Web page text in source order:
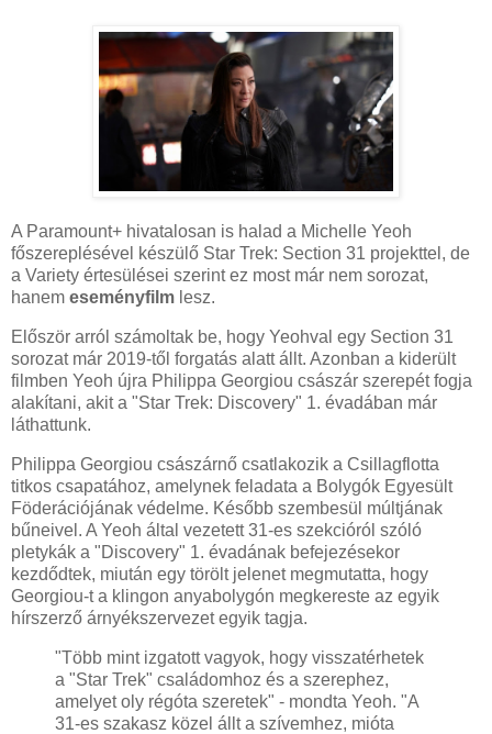
A Paramount+ hivatalosan is halad a Michelle Yeoh
főszereplésével készülő Star Trek: Section 31 projekttel, de
a Variety értesülései szerint ez most már nem sorozat,
hanem eseményfilm lesz.
Először arról számoltak be, hogy Yeohval egy Section 31
sorozat már 2019-től forgatás alatt állt. Azonban a kiderült
filmben Yeoh újra Philippa Georgiou császár szerepét fogja
alakítani, akit a "Star Trek: Discovery" 1. évadában már
láthattunk.
Philippa Georgiou császárnő csatlakozik a Csillagflotta
titkos csapatához, amelynek feladata a Bolygók Egyesült
Föderációjának védelme. Később szembesül múltjának
bűneivel. A Yeoh által vezetett 31-es szekcióról szóló
pletykák a "Discovery" 1. évadának befejezésekor
kezdődtek, miután egy törölt jelenet megmutatta, hogy
Georgiou-t a klingon anyabolygón megkereste az egyik
hírszerző árnyékszervezet egyik tagja.
"Több mint izgatott vagyok, hogy visszatérhetek
a "Star Trek" családomhoz és a szerephez,
amelyet oly régóta szeretek" - mondta Yeoh. "A
31-es szakasz közel állt a szívemhez, mióta